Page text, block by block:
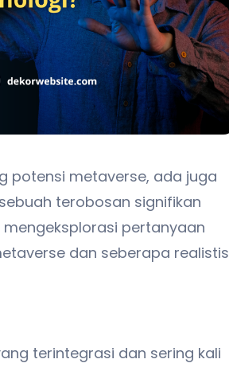
potensi metaverse, ada juga
terobosan signifikan
pertanyaan
dan seberapa realistis
terintegrasi dan sering kali